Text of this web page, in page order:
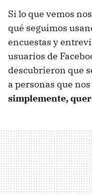
Si lo que vemos
qué seguimos
encuestas y
usuarios de
descubrieron que
a personas que
simplemente,